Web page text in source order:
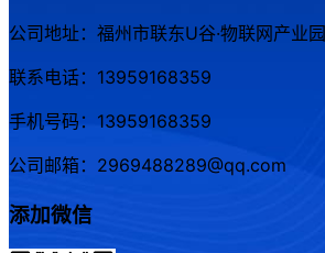
公司地址：福州市联东U谷·物联网产业园
联系电话：13959168359
手机号码：13959168359
公司邮箱：2969488289@qq.com
添加微信